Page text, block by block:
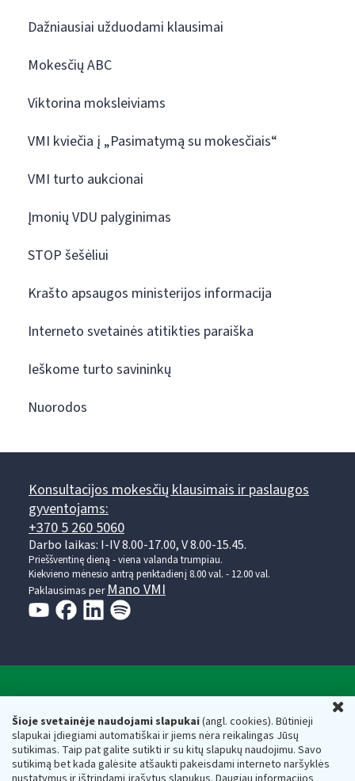
Šioje svetainėje naudojami slapukai(angl. cookies). Būtinieji
slapukai įdiegiami automatiškai ir jiems nėra reikalingas Jūsų
sutikimas. Taip pat galite sutikti ir su kitų slapukų naudojimu. Savo
sutikimą bet kada galėsite atšaukti pakeisdami interneto naršyklės
Dažniausiai užduodami klausimai
Mokesčių ABC
Viktorina moksleiviams
VMI kviečia į „Pasimatymą su mokesčiais“
VMI turto aukcionai
Įmonių VDU palyginimas
STOP šešėliui
Krašto apsaugos ministerijos informacija
Interneto svetainės atitikties paraiška
Ieškome turto savininkų
Nuorodos
Konsultacijos mokesčių klausimais ir paslaugos
gyventojams:
+370 5 260 5060
Darbo laikas: I-IV 8.00-17.00, V 8.00-15.45.
Prieššventinę dieną - viena valanda trumpiau.
Kiekvieno mėnesio antrą penktadienį 8.00 val. - 12.00 val.
Paklausimas per Mano VMI
Respublikos finansų ministerijos
Biudžetinė įstaiga. Juridinio asmens kodas — 188659752,
adresas: Vasario 16-osios g. 14, 01107 Vilnius, Lietuva, el.paštas:
vmi@vmi.lt, E. pristatymo dėžutės adresas 188659752